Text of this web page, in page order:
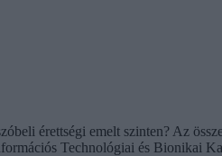
érettségi emelt szinten? Az
Technológiai és Bionikai